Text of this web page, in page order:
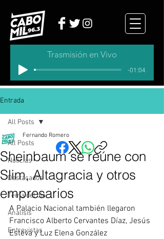
Trasmisión en Vivo
-01:04
Entrada
All Posts
Noticias
Destacados
Tema del dia
Analisis
Entrevistas
All Posts
Sheinbaum se reúne con
Slim, Altagracia y otros
empresarios
Fernando Romero
A Palacio Nacional también llegaron
Francisco Alberto Cervantes Díaz, Jesús
Esteva y Luz Elena González